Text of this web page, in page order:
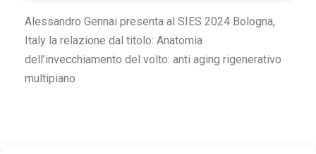
Alessandro Gennai presenta al SIES 2024 Bologna,
Italy la relazione dal titolo: Anatomia
dell’invecchiamento del volto: anti aging rigenerativo
multipiano